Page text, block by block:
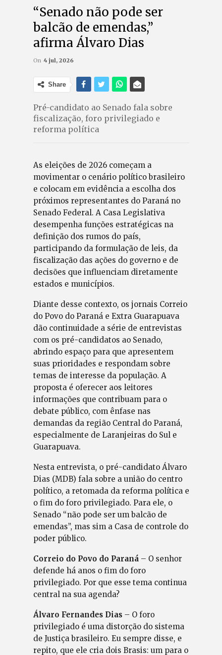
“Senado não pode ser
balcão de emendas,”
afirma Álvaro Dias
On 4 jul, 2026
Share
Pré-candidato ao Senado fala sobre
fiscalização, foro privilegiado e
reforma política
As eleições de 2026 começam a
movimentar o cenário político brasileiro
e colocam em evidência a escolha dos
próximos representantes do Paraná no
Senado Federal. A Casa Legislativa
desempenha funções estratégicas na
definição dos rumos do país,
participando da formulação de leis, da
fiscalização das ações do governo e de
decisões que influenciam diretamente
estados e municípios.
Diante desse contexto, os jornais Correio
do Povo do Paraná e Extra Guarapuava
dão continuidade a série de entrevistas
com os pré-candidatos ao Senado,
abrindo espaço para que apresentem
suas prioridades e respondam sobre
temas de interesse da população. A
proposta é oferecer aos leitores
informações que contribuam para o
debate público, com ênfase nas
demandas da região Central do Paraná,
especialmente de Laranjeiras do Sul e
Guarapuava.
Nesta entrevista, o pré-candidato Álvaro
Dias (MDB) fala sobre a união do centro
político, a retomada da reforma política e
o fim do foro privilegiado. Para ele, o
Senado “não pode ser um balcão de
emendas”, mas sim a Casa de controle do
poder público.
Correio do Povo do Paraná– O senhor
defende há anos o fim do foro
privilegiado. Por que esse tema continua
central na sua agenda?
Álvaro Fernandes Dias– O foro
privilegiado é uma distorção do sistema
de Justiça brasileiro. Eu sempre disse, e
repito, que ele cria dois Brasis: um para o